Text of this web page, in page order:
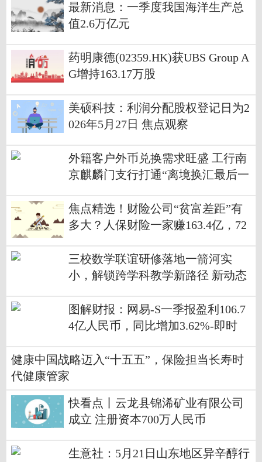
最新消息：一季度我国海洋生产总
值2.6万亿元
药明康德(02359.HK)获UBS Group A
G增持163.17万股
美硕科技：利润分配股权登记日为2
026年5月27日 焦点观察
外籍客户外币兑换需求旺盛 工行南
京麒麟门支行打通“离境换汇最后一
焦点精选！财险公司“贫富差距”有
多大？人保财险一家赚163.4亿，72
三校数学联谊研修落地一箭河实
小，解锁跨学科教学新路径 新动态
图解财报：网易-S一季报盈利106.7
4亿人民币，同比增加3.62%-即时
健康中国战略迈入“十五五”，保险担当长寿时
代健康管家
快看点丨云龙县锦浠矿业有限公司
成立 注册资本700万人民币
生意社：5月21日山东地区异辛醇行